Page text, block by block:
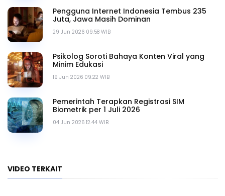
29 Jun 2026 09.58 WIB
Pengguna Internet Indonesia Tembus 235
Juta, Jawa Masih Dominan
19 Jun 2026 09.22 WIB
Psikolog Soroti Bahaya Konten Viral yang
Minim Edukasi
04 Jun 2026 12.44 WIB
Pemerintah Terapkan Registrasi SIM
Biometrik per 1 Juli 2026
VIDEO TERKAIT